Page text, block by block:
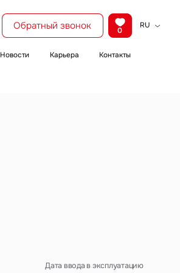
Обратный звонок 0
RU
Новости Карьера Контакты
Дата ввода в эксплуатацию